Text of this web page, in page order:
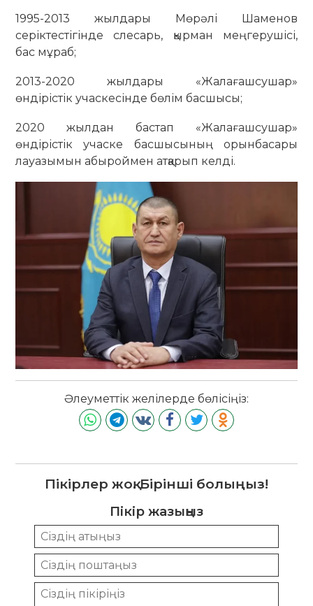
1995-2013 жылдары Мөрәлі Шаменов
серіктестігінде слесарь, қырман меңгерушісі,
бас мұраб;
2013-2020 жылдары «Жалағашсушар»
өндірістік учаскесінде бөлім басшысы;
2020 жылдан бастап «Жалағашсушар»
өндірістік учаске басшысының орынбасары
лауазымын абыроймен атқарып келді.
Әлеуметтік желілерде бөлісіңіз:
Пікірлер жоқ. Бірінші болыңыз!
Пікір жазыңыз